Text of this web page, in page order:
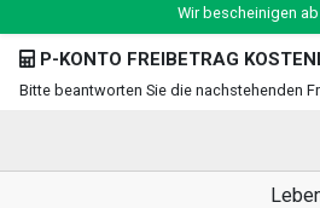
Wir bescheinigen
P-KONTO FREIBETRAG
Bitte beantworten Sie die nachstehenden